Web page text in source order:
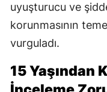
uyuşturucu ve
korunmasının
vurguladı.
15 Yaşından